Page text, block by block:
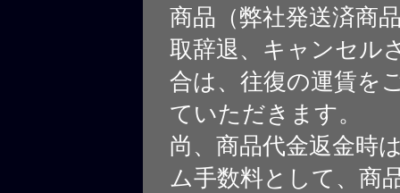
商品（弊社発送済商
取辞退、キャンセル
合は、往復の運賃を
ていただきます。
尚、商品代金返金時
ム手数料として、商